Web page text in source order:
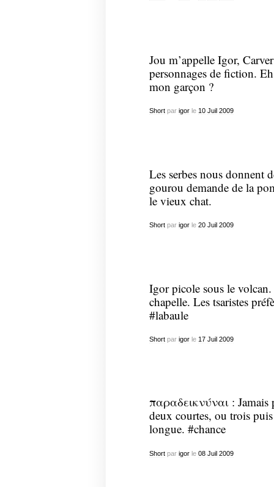
Jou m’appelle Igor,
personnages de fiction.
mon garçon ?
Shortpar igorle 10 Juil 2009
Les serbes nous donnent
gourou demande de la
le vieux chat.
Shortpar igorle 20 Juil 2009
Igor picole sous le
chapelle. Les tsaristes
#labaule
Shortpar igorle 17 Juil 2009
παραδεικνύναι : Jamais
deux courtes, ou trois
longue. #chance
Shortpar igorle 08 Juil 2009